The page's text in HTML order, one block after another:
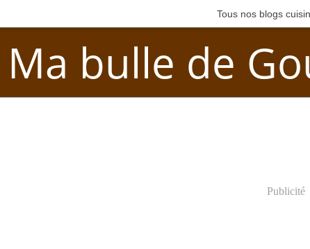
Tous nos blogs
Ma bulle de
Publicité